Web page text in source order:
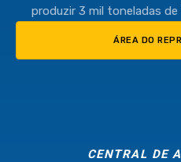
produzir 3 mil toneladas
ÁREA DO
CENTRAL DE